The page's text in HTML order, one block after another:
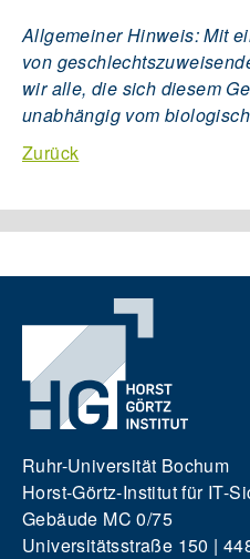
Allgemeiner Hinweis: Mit
von
wir alle, die sich diesem
unabhängig vom
Zurück
Ruhr-Universität Bochum
Horst-Görtz-Institut für IT-
Gebäude MC 0/75
Universitätsstraße 150 |